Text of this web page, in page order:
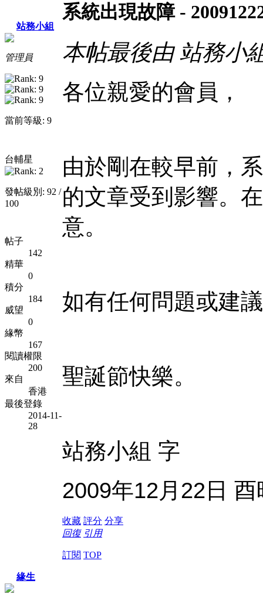
站務小組
管理員
當前等級: 9
台輔星
發帖級別: 92 /
100
帖子
142
精華
0
積分
184
威望
0
緣幣
167
閱讀權限
200
來自
香港
最後登錄
2014-11-
28
系統出現故障 -
本帖最後由 站務小
各位親愛的會員，
由於剛在較早前，
的文章受到影響。
意。
如有任何問題或建
聖誕節快樂。
站務小組 字
2009年12月 22 日 酉
收藏 評分 分享
回復 引用
訂閱 TOP
緣生